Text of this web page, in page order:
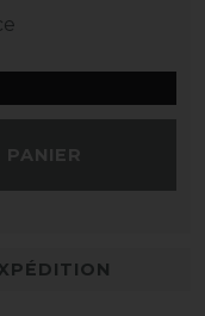
PANIER